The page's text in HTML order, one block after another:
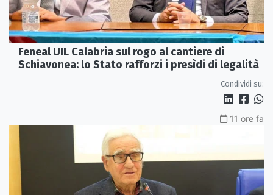
Feneal UIL Calabria sul rogo al cantiere di
Schiavonea: lo Stato rafforzi i presìdi di legalità
Condividi su:
11 ore fa